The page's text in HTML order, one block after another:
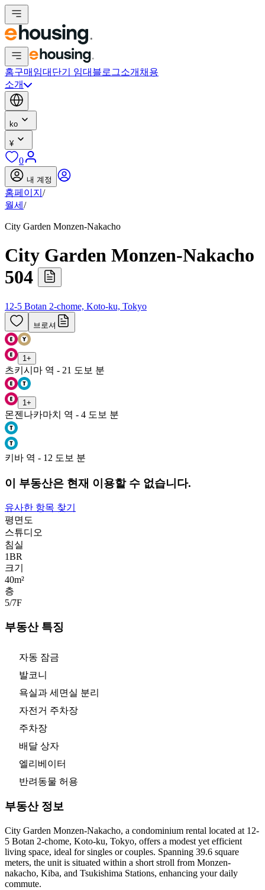
홈구매 임대 단기 임대 블로그소개 채용
소개
ko
¥
0
내 계정
홈페이지 /
월세 /
City Garden Monzen-Nakacho
City Garden Monzen-Nakacho
504
12-5 Botan 2-chome, Koto-ku, Tokyo
브로셔
1 +
츠키시마 역 - 21 도보 분
1 +
몬젠나카마치 역 - 4 도보 분
키바 역 - 12 도보 분
이 부동산은 현재 이용할 수 없습니다.
유사한 항목 찾기
평면도
스튜디오
침실
1BR
크기
40m²
층
5/7F
부동산 특징
자동 잠금
발코니
욕실과 세면실 분리
자전거 주차장
주차장
배달 상자
엘리베이터
반려동물 허용
부동산 정보
City Garden Monzen-Nakacho, a condominium rental located at 12-
5 Botan 2-chome, Koto-ku, Tokyo, offers a modest yet efficient
living space, ideal for singles or couples. Spanning 39.6 square
meters, the unit is situated within a short stroll from Monzen-
nakacho, Kiba, and Tsukishima Stations, enhancing your daily
commute.